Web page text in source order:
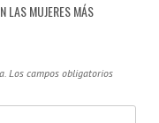
LAS MUJERES MÁS
Los campos obligatorios